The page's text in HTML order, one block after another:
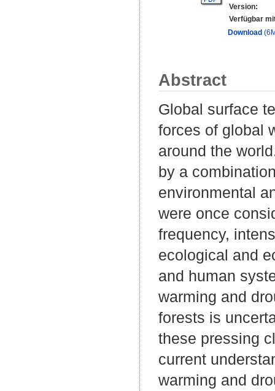
Version:
Verfügbar
Download
Abstract
Global surface
forces of global
around the
by a
environmental
were once
frequency,
ecological and
and human
warming and
forests is
these pressing
current
warming and